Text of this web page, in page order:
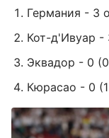
Германия - 3
Кот-д'Ивуар -
Эквадор - 0
Кюрасао - 0